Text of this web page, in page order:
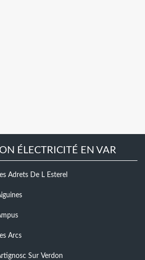
ÉLECTRICITÉ EN VAR
Adrets De L Esterel
Arcs
Sur Verdon